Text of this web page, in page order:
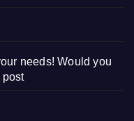
needs! Would you
post